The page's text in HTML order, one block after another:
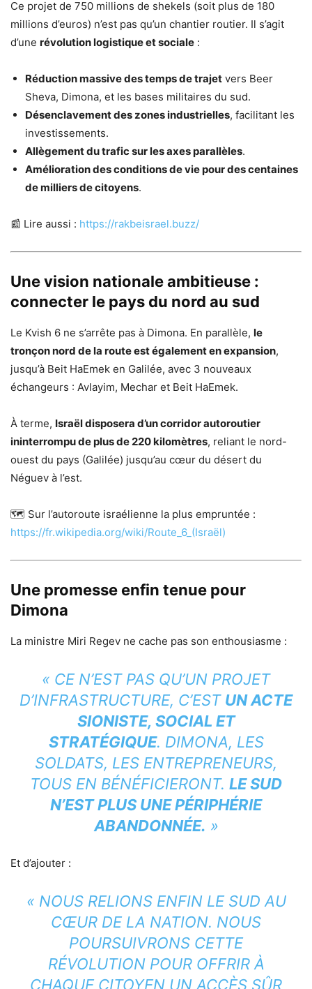
Ce projet de 750 millions de shekels (soit plus de 180
millions d’euros) n’est pas qu’un chantier routier. Il s’agit
d’une révolution logistique et sociale :
Réduction massive des temps de trajet vers Beer
Sheva, Dimona, et les bases militaires du sud.
Désenclavement des zones industrielles, facilitant les
investissements.
Allègement du trafic sur les axes parallèles.
Amélioration des conditions de vie pour des centaines
de milliers de citoyens.
📰 Lire aussi : https://rakbeisrael.buzz/
Une vision nationale ambitieuse :
connecter le pays du nord au sud
Le Kvish 6 ne s’arrête pas à Dimona. En parallèle, le
tronçon nord de la route est également en expansion,
jusqu’à Beit HaEmek en Galilée, avec 3 nouveaux
échangeurs : Avlayim, Mechar et Beit HaEmek.
À terme, Israël disposera d’un corridor autoroutier
ininterrompu de plus de 220 kilomètres, reliant le nord-
ouest du pays (Galilée) jusqu’au cœur du désert du
Néguev à l’est.
🗺️ Sur l’autoroute israélienne la plus empruntée :
https://fr.wikipedia.org/wiki/Route_6_(Israël)
Une promesse enfin tenue pour
Dimona
La ministre Miri Regev ne cache pas son enthousiasme :
« CE N’EST PAS QU’UN PROJET
D’INFRASTRUCTURE, C’EST UN ACTE
SIONISTE, SOCIAL ET
STRATÉGIQUE. DIMONA, LES
SOLDATS, LES ENTREPRENEURS,
TOUS EN BÉNÉFICIERONT. LE SUD
N’EST PLUS UNE PÉRIPHÉRIE
ABANDONNÉE. »
Et d’ajouter :
« NOUS RELIONS ENFIN LE SUD AU
CŒUR DE LA NATION. NOUS
POURSUIVRONS CETTE
RÉVOLUTION POUR OFFRIR À
CHAQUE CITOYEN UN ACCÈS SÛR